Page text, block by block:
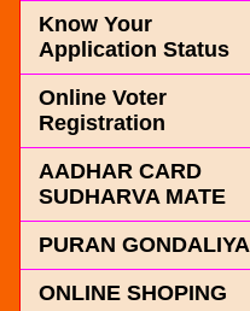
Know Your
Application Status
Online Voter
Registration
AADHAR CARD
SUDHARVA MATE
PURAN GONDALIYA
ONLINE SHOPING